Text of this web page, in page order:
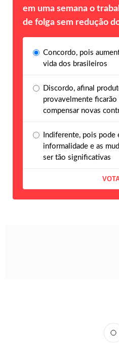
em uma semana o
de folga sem redução
Concordo, pois
vida dos brasileiros
Discordo, afinal
provavelmente ficarão
compensar novas
Indiferente, pois pode
informalidade e as
ser tão significativas